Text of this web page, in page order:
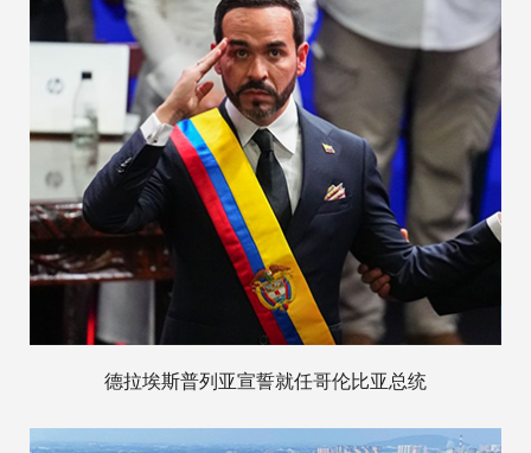
德拉埃斯普列亚宣誓就任哥伦比亚总统